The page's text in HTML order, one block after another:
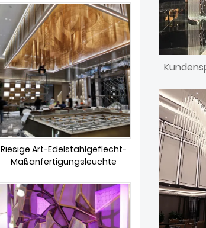
Riesige Art-Edelstahlgeflecht-
Maßanfertigungsleuchte